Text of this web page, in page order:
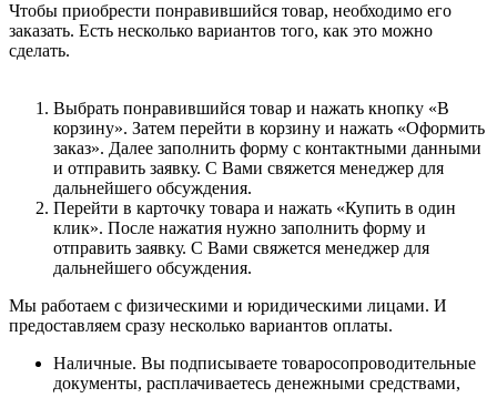
Чтобы приобрести понравившийся товар, необходимо его
заказать. Есть несколько вариантов того, как это можно
сделать.
Выбрать понравившийся товар и нажать кнопку «В
корзину». Затем перейти в корзину и нажать «Оформить
заказ». Далее заполнить форму с контактными данными
и отправить заявку. С Вами свяжется менеджер для
дальнейшего обсуждения.
Перейти в карточку товара и нажать «Купить в один
клик». После нажатия нужно заполнить форму и
отправить заявку. С Вами свяжется менеджер для
дальнейшего обсуждения.
Мы работаем с физическими и юридическими лицами. И
предоставляем сразу несколько вариантов оплаты.
Наличные. Вы подписываете товаросопроводительные
документы, расплачиваетесь денежными средствами,